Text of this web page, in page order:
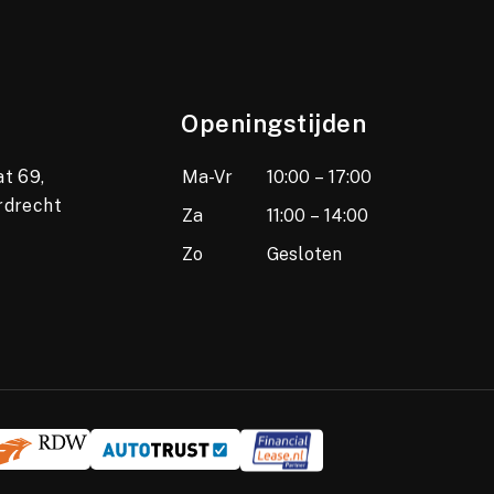
69,
Openingstijden
Ma-Vr
10:00 – 17:00
Za
11:00 – 14:00
Zo
Gesloten